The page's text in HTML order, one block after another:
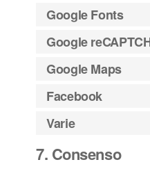
Google Fonts
Google
Google Maps
Facebook
Varie
7. Consenso